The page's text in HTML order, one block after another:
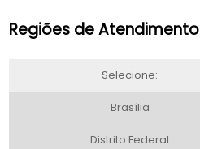
Regiões de Atendimento
Selecione:
Brasília
Distrito Federal